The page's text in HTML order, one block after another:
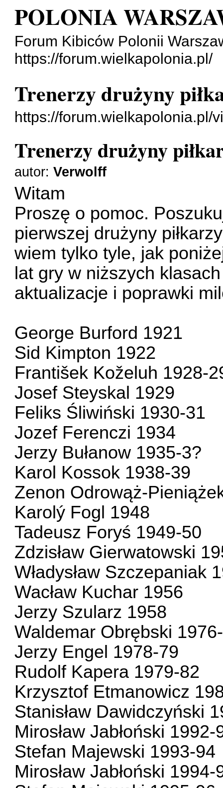
POLONIA
Forum Kibiców Polonii
https://forum.wielkapolonia.pl/
Trenerzy drużyny
https://forum.wielkapolonia.pl/
Trenerzy drużyny
autor:Verwolff
Witam
Proszę o pomoc.
pierwszej drużyny
wiem tylko tyle, jak
lat gry w niższych
aktualizacje i poprawki
George Burford 1921
Sid Kimpton 1922
František Koželuh 1928-
Josef Steyskal 1929
Feliks Śliwiński 1930-31
Jozef Ferenczi 1934
Jerzy Bułanow 1935-3?
Karol Kossok 1938-39
Zenon Odrowąż-
Karolý Fogl 1948
Tadeusz Foryś 1949-50
Zdzisław Gierwatowski
Władysław Szczepaniak
Wacław Kuchar 1956
Jerzy Szularz 1958
Waldemar Obrębski
Jerzy Engel 1978-79
Rudolf Kapera 1979-82
Krzysztof Etmanowicz
Stanisław Dawidczyński
Mirosław Jabłoński 1992-
Stefan Majewski 1993-94
Mirosław Jabłoński 1994-